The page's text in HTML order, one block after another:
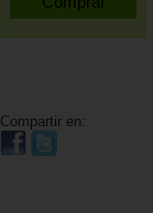
Compartir en: